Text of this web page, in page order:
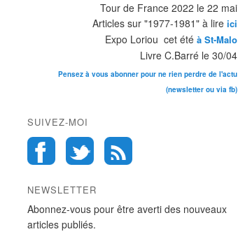
Tour de France 2022 le 22 mai
Articles sur "1977-1981" à lire ici
Expo Loriou cet été à St-Malo
Livre C.Barré le 30/04
Pensez à vous abonner pour ne rien perdre de l'actu
(newsletter ou via fb)
SUIVEZ-MOI
NEWSLETTER
Abonnez-vous pour être averti des nouveaux
articles publiés.